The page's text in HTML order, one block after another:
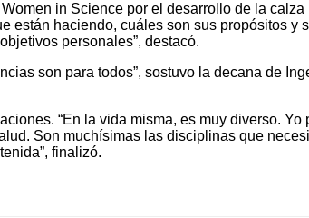
in Science por el desarrollo de la calza
están haciendo, cuáles son sus propósitos y
personales”, destacó.
son para todos”, sostuvo la decana de
“En la vida misma, es muy diverso. Yo
Son muchísimas las disciplinas que
finalizó.